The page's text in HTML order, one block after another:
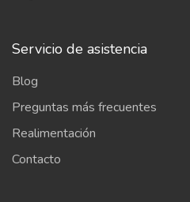
Servicio de asistencia
Blog
Preguntas más frecuentes
Realimentación
Contacto